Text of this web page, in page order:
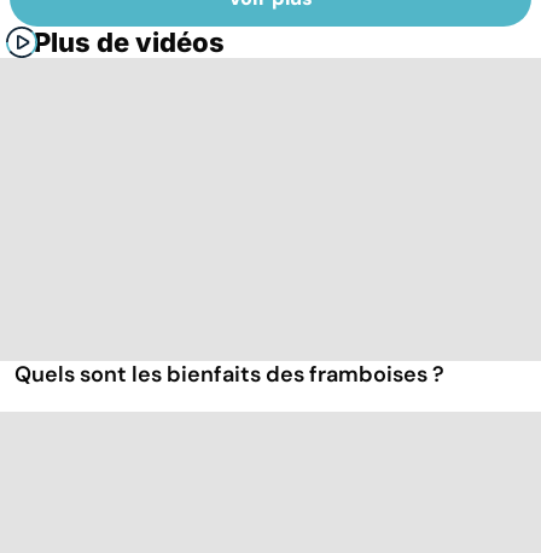
Plus de vidéos
Quels sont les bienfaits des framboises ?